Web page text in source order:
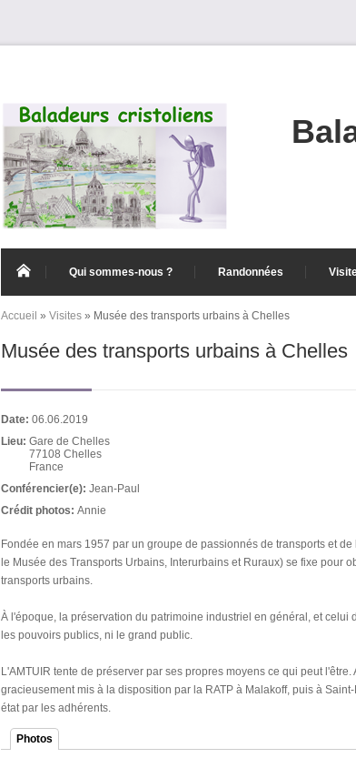
Qui sommes-nous ? Randonnées
Vous êtes ici
Accueil » Visites » Musée des transports urbains à Chelles
Musée des transports urbains à Chelles
Date: 06.06.2019
Lieu: Gare de Chelles
77108 Chelles
France
Conférencier(e): Jean-Paul
Crédit photos: Annie
Fondée en mars 1957 par un groupe de passionnés de transports et
le Musée des Transports Urbains, Interurbains et Ruraux) se fixe pour
transports urbains.
À l'époque, la préservation du patrimoine industriel en général, et celui
les pouvoirs publics, ni le grand public.
L'AMTUIR tente de préserver par ses propres moyens ce qui peut
gracieusement mis à la disposition par la RATP à Malakoff, puis à
état par les adhérents.
Photos